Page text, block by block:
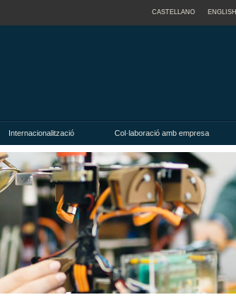
CASTELLANO ENGLISH
Internacionalització Col·laboració amb empresa